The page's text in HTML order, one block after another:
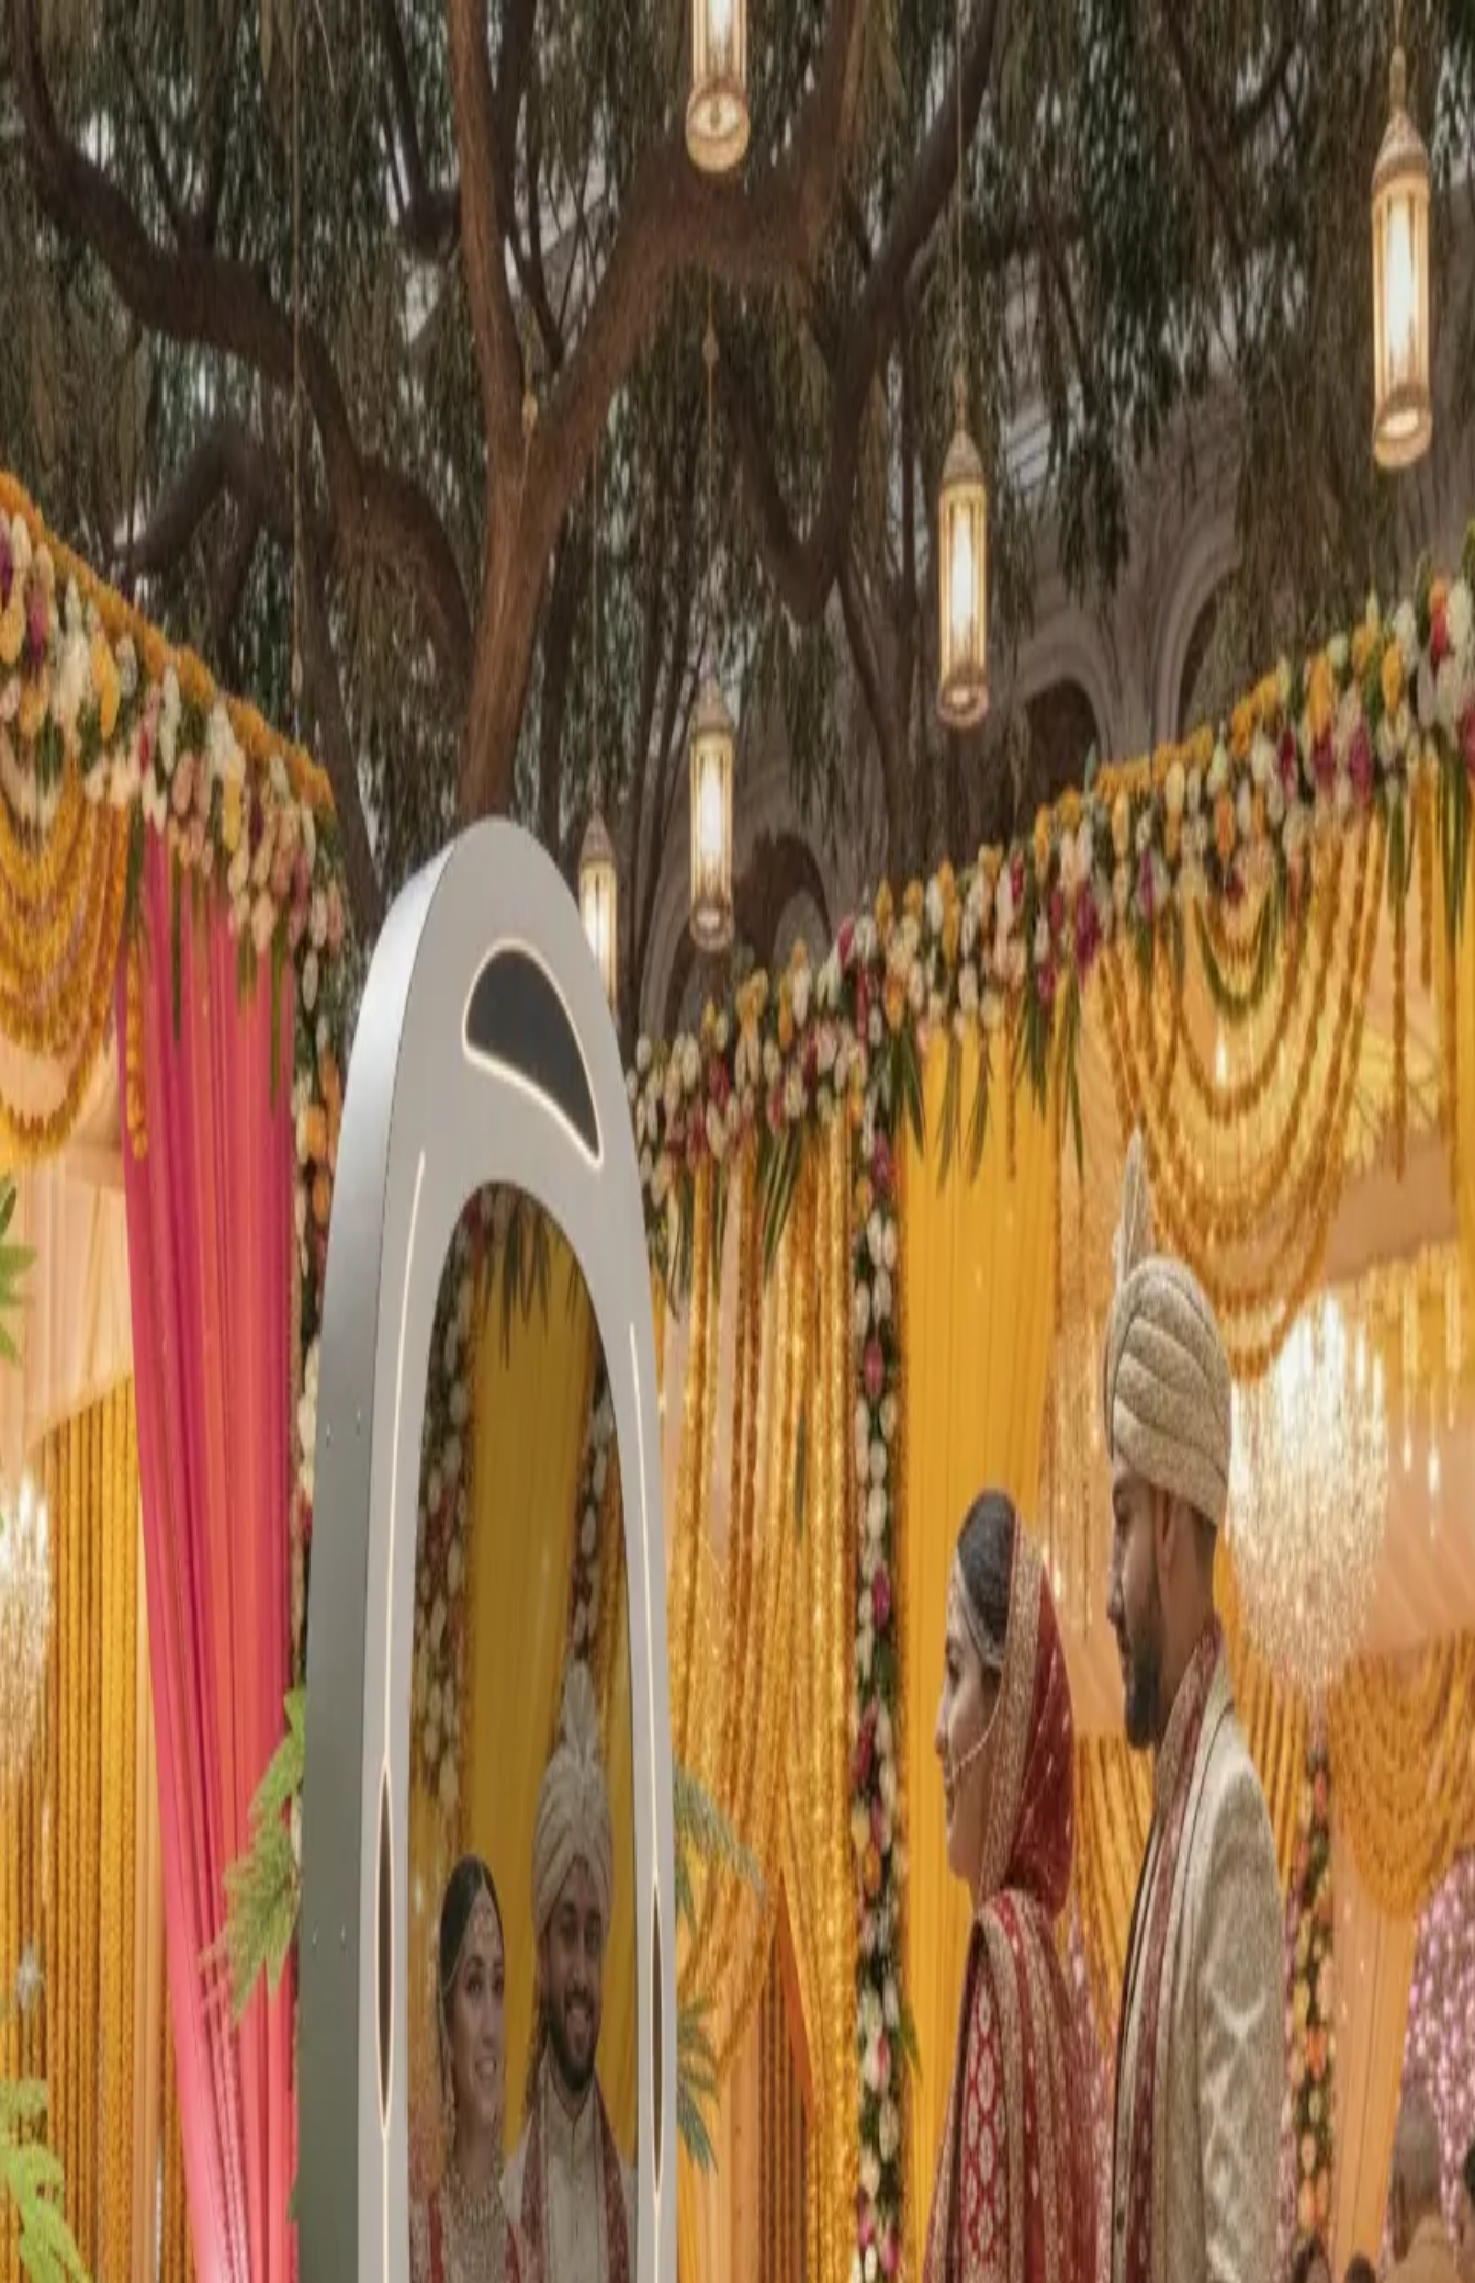
🇩🇪 Deutschland
IT
TariffeFAQ Pay-per-Print
Deutschland
IT Italiano
Prenota ora